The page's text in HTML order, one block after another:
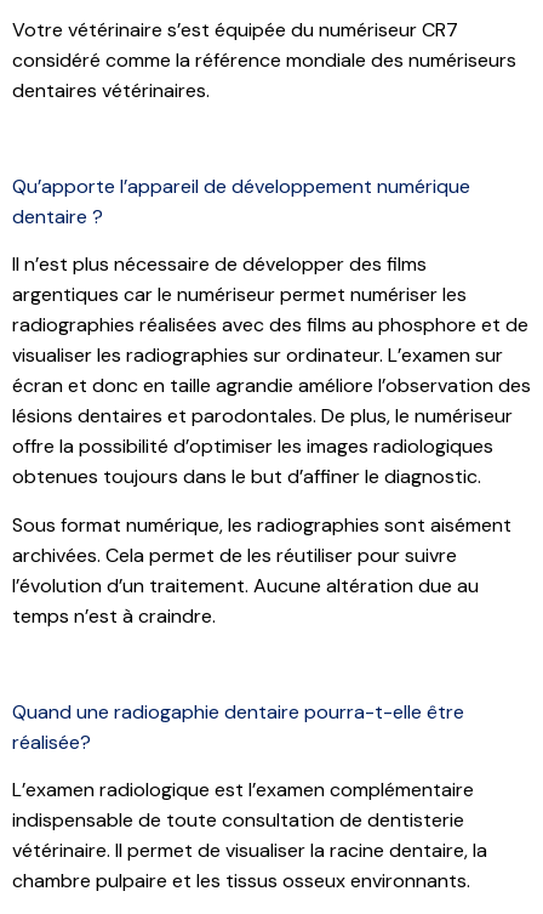
Votre vétérinaire s’est équipée du numériseur CR7
considéré comme la référence mondiale des numériseurs
dentaires vétérinaires.
Qu’apporte l’appareil de développement numérique
dentaire ?
Il n’est plus nécessaire de développer des films
argentiques car le numériseur permet numériser les
radiographies réalisées avec des films au phosphore et de
visualiser les radiographies sur ordinateur. L’examen sur
écran et donc en taille agrandie améliore l’observation des
lésions dentaires et parodontales. De plus, le numériseur
offre la possibilité d’optimiser les images radiologiques
obtenues toujours dans le but d’affiner le diagnostic.
Sous format numérique, les radiographies sont aisément
archivées. Cela permet de les réutiliser pour suivre
l’évolution d’un traitement. Aucune altération due au
temps n’est à craindre.
Quand une radiogaphie dentaire pourra-t-elle être
réalisée?
L’examen radiologique est l’examen complémentaire
indispensable de toute consultation de dentisterie
vétérinaire. Il permet de visualiser la racine dentaire, la
chambre pulpaire et les tissus osseux environnants.